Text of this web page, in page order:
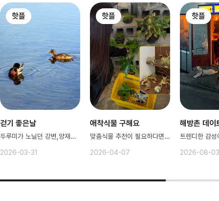
핫플
걷기 좋은날
두루미가 노닐던 강변,양재천에서 산책
2026-03-31
핫플
애착식물 구해요
맞춤식물 추천이 필요하다면? 여기로
2026-04-07
핫플
해방촌 데이
2026-08-03